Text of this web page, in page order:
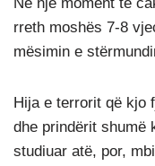
rreth moshës 7-8
mësimin e
Hija e terrorit që kjo
dhe prindërit shumë
studiuar atë, por,